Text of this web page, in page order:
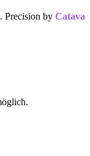
Precision by Catava